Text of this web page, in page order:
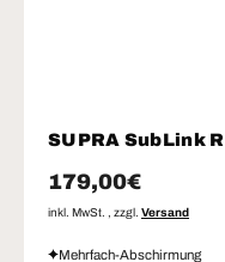
SUPRA SubLink
Normaler Preis
179,00€
inkl. MwSt. , zzgl. Versand
Mehrfach-Abschirmung